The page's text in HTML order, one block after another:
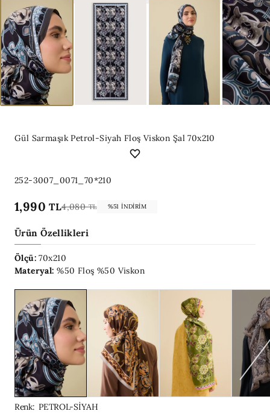
Gül Sarmaşık Petrol-Siyah Floş Viskon Şal 70x210
252-3007_0071_70*210
1,990TL4,080TL %51 İNDIRIM
Ürün Özellikleri
Ölçü: 70x210
Materyal: %50 Floş %50 Viskon
Renk:PETROL-SİYAH